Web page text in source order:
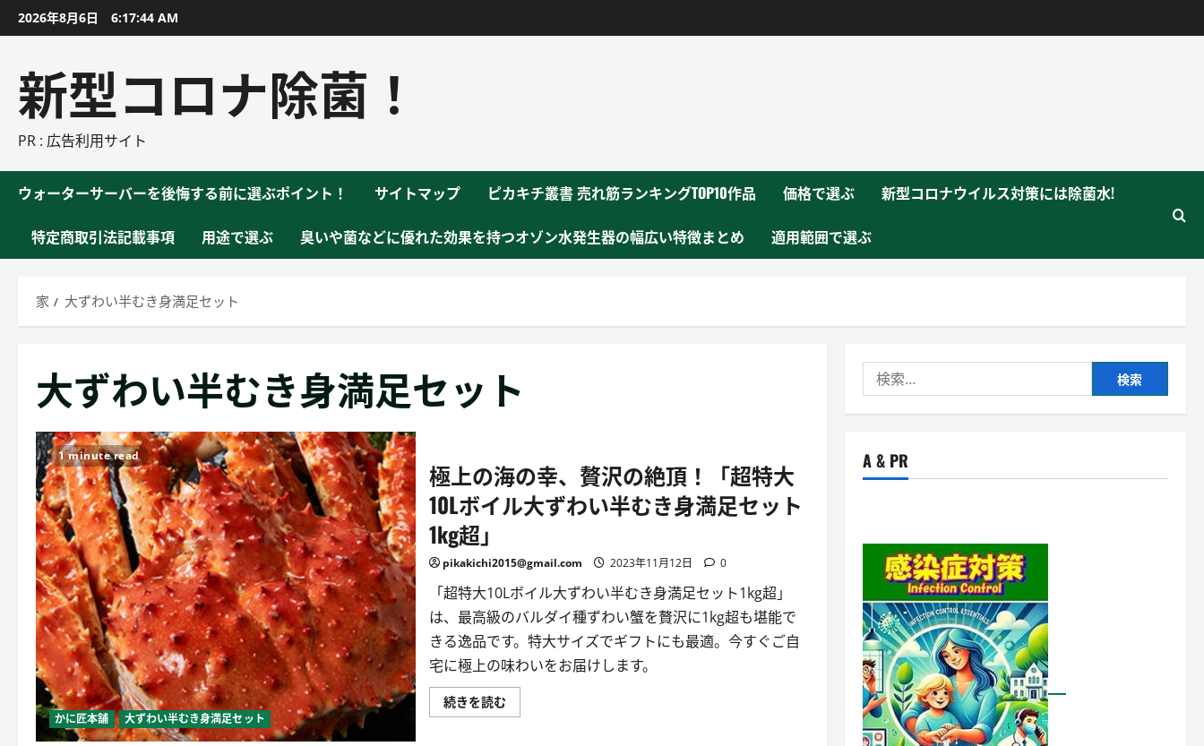
ン
2026年8月6日 6:17:45 AM
新型コロナ除菌！
PR : 広告利用サイト
ウォーターサーバーを後悔する前に選ぶポイント！ サイトマップ ピカキチ叢書 売れ筋ランキングTOP10作品 価格で選ぶ 新型コロナウイルス対策には除菌水!
特定商取引法記載事項 用途で選ぶ 臭いや菌などに優れた効果を持つオゾン水発生器の幅広い特徴まとめ 適用範囲で選ぶ
家 大ずわい半むき身満足セット
大ずわい半むき身満足セット
1 minute read
かに匠本舗 大ずわい半むき身満足セット
極上の海の幸、贅沢の絶頂！「超特大
10Lボイル大ずわい半むき身満足セット
1kg超」
pikakichi2015@gmail.com 2023年11月12日 0
「超特大10Lボイル大ずわい半むき身満足セット1kg超」
は、最高級のバルダイ種ずわい蟹を贅沢に1kg超も堪能で
きる逸品です。特大サイズでギフトにも最適。今すぐご自
宅に極上の味わいをお届けします。
続きを読む極
上
索:
A & PR